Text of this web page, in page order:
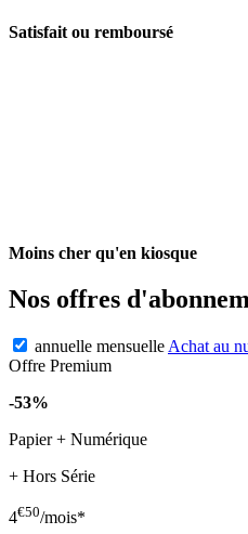
Satisfait ou remboursé
Moins cher qu'en kiosque
Nos offres
annuelle mensuelleAchat au
Offre Premium
-53%
Papier + Numérique
+ Hors Série
4€50/mois*